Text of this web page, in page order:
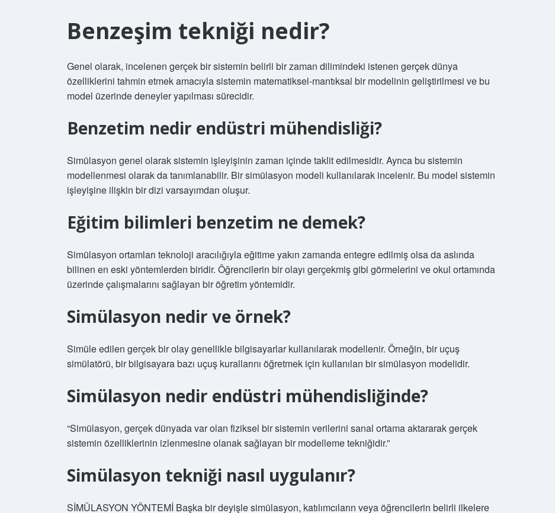
Benzeşim tekniği nedir?
Genel olarak, incelenen gerçek bir sistemin belirli bir zaman dilimindeki istenen gerçek dünya
özelliklerini tahmin etmek amacıyla sistemin matematiksel-mantıksal bir modelinin geliştirilmesi ve bu
model üzerinde deneyler yapılması sürecidir.
Benzetim nedir endüstri mühendisliği?
Simülasyon genel olarak sistemin işleyişinin zaman içinde taklit edilmesidir. Ayrıca bu sistemin
modellenmesi olarak da tanımlanabilir. Bir simülasyon modeli kullanılarak incelenir. Bu model sistemin
işleyişine ilişkin bir dizi varsayımdan oluşur.
Eğitim bilimleri benzetim ne demek?
Simülasyon ortamları teknoloji aracılığıyla eğitime yakın zamanda entegre edilmiş olsa da aslında
bilinen en eski yöntemlerden biridir. Öğrencilerin bir olayı gerçekmiş gibi görmelerini ve okul ortamında
üzerinde çalışmalarını sağlayan bir öğretim yöntemidir.
Simülasyon nedir ve örnek?
Simüle edilen gerçek bir olay genellikle bilgisayarlar kullanılarak modellenir. Örneğin, bir uçuş
simülatörü, bir bilgisayara bazı uçuş kurallarını öğretmek için kullanılan bir simülasyon modelidir.
Simülasyon nedir endüstri mühendisliğinde?
“Simülasyon, gerçek dünyada var olan fiziksel bir sistemin verilerini sanal ortama aktararak gerçek
sistemin özelliklerinin izlenmesine olanak sağlayan bir modelleme tekniğidir.”
Simülasyon tekniği nasıl uygulanır?
SİMÜLASYON YÖNTEMİ Başka bir deyişle simülasyon, katılımcıların veya öğrencilerin belirli ilkelere